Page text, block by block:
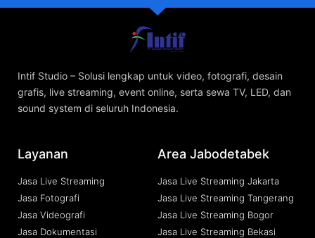
Intif Studio – Solusi lengkap untuk video, fotografi, desain
grafis, live streaming, event online, serta sewa TV, LED, dan
sound system di seluruh Indonesia.
Layanan
Jasa Live Streaming
Jasa Fotografi
Jasa Videografi
Jasa Dokumentasi
Area Jabodetabek
Jasa Live Streaming Jakarta
Jasa Live Streaming Tangerang
Jasa Live Streaming Bogor
Jasa Live Streaming Bekasi